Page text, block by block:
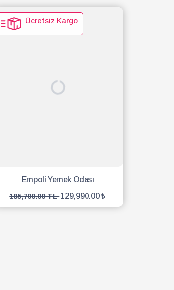
Ücretsiz Kargo
Empoli Yemek Odası
185,700.00 TL129,990.00